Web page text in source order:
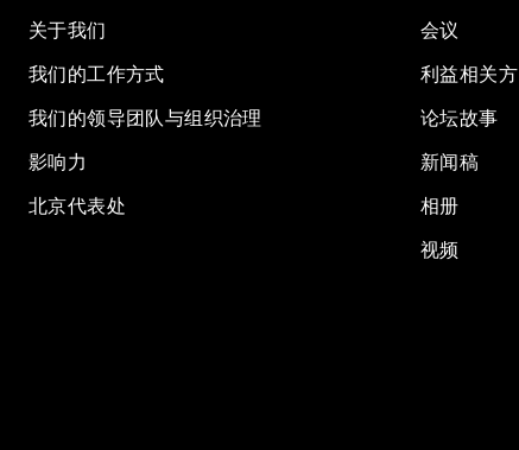
关于我们
我们的工作方式
我们的领导团队与组织治理
影响力
北京代表处
会议
利益相关方
论坛故事
新闻稿
相册
视频